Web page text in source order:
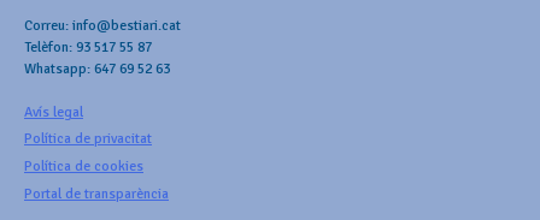
Correu: info@bestiari.cat
Telèfon: 93 517 55 87
Whatsapp: 647 69 52 63
Avís legal
Política de privacitat
Política de cookies
Portal de transparència